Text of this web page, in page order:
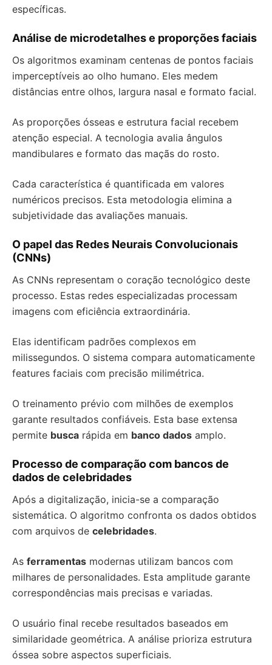
específicas.
Análise de microdetalhes e proporções faciais
Os algoritmos examinam centenas de pontos faciais
imperceptíveis ao olho humano. Eles medem
distâncias entre olhos, largura nasal e formato facial.
As proporções ósseas e estrutura facial recebem
atenção especial. A tecnologia avalia ângulos
mandibulares e formato das maçãs do rosto.
Cada característica é quantificada em valores
numéricos precisos. Esta metodologia elimina a
subjetividade das avaliações manuais.
O papel das Redes Neurais Convolucionais
(CNNs)
As CNNs representam o coração tecnológico deste
processo. Estas redes especializadas processam
imagens com eficiência extraordinária.
Elas identificam padrões complexos em
milissegundos. O sistema compara automaticamente
features faciais com precisão milimétrica.
O treinamento prévio com milhões de exemplos
garante resultados confiáveis. Esta base extensa
permite busca rápida em banco dados amplo.
Processo de comparação com bancos de
dados de celebridades
Após a digitalização, inicia-se a comparação
sistemática. O algoritmo confronta os dados obtidos
com arquivos de celebridades.
As ferramentas modernas utilizam bancos com
milhares de personalidades. Esta amplitude garante
correspondências mais precisas e variadas.
O usuário final recebe resultados baseados em
similaridade geométrica. A análise prioriza estrutura
óssea sobre aspectos superficiais.